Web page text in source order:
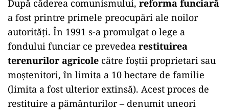
După căderea comunismului, reforma funciară
a fost printre primele preocupări ale noilor
autorități. În 1991 s-a promulgat o lege a
fondului funciar ce prevedea restituirea
terenurilor agricole către foștii proprietari sau
moștenitori, în limita a 10 hectare de familie
(limita a fost ulterior extinsă). Acest proces de
restituire a pământurilor – denumit uneori